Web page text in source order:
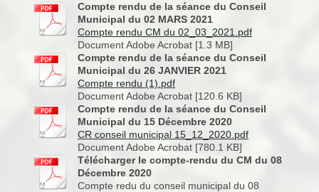
Compte rendu de la séance du Conseil
Municipal du 02 MARS 2021
Compte rendu CM du 02_03_2021.pdf
Document Adobe Acrobat [1.3 MB]
Compte rendu de la séance du Conseil
Municipal du 26 JANVIER 2021
Compte rendu (1).pdf
Document Adobe Acrobat [120.6 KB]
Compte rendu de la séance du Conseil
Municipal du 15 Décembre 2020
CR conseil municipal 15_12_2020.pdf
Document Adobe Acrobat [780.1 KB]
Télécharger le compte-rendu du CM du 08
Décembre 2020
Compte redu du conseil municipal du 08